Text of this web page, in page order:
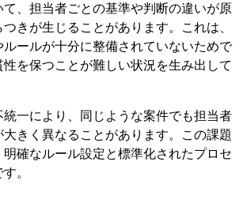
て、担当者ごとの基準や判断の違いが原
きが生じることがあります。これは、
ールが十分に整備されていないためで
を保つことが難しい状況を生み出して
統一により、同じような案件でも担当者
きく異なることがあります。この課題
明確なルール設定と標準化されたプロセ
。